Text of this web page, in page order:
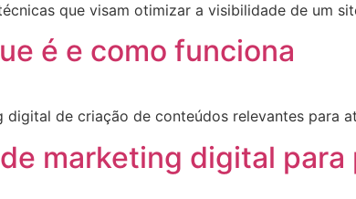
que visam otimizar a visibilidade de um
é e como funciona
de criação de conteúdos relevantes para
marketing digital para